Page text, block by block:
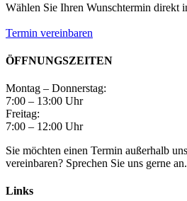
Wählen Sie Ihren Wunschtermin direkt
Termin vereinbaren
ÖFFNUNGSZEITEN
Montag – Donnerstag:
7:00 – 13:00 Uhr
Freitag:
7:00 – 12:00 Uhr
Sie möchten einen Termin außerhalb
vereinbaren? Sprechen Sie uns gerne an.
Links